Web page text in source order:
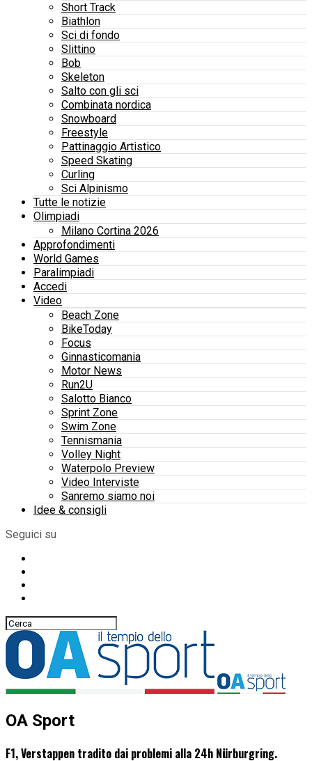
Short Track
Biathlon
Sci di fondo
Slittino
Bob
Skeleton
Salto con gli sci
Combinata nordica
Snowboard
Freestyle
Pattinaggio Artistico
Speed Skating
Curling
Sci Alpinismo
Tutte le notizie
Olimpiadi
Milano Cortina 2026
Approfondimenti
World Games
Paralimpiadi
Accedi
Video
Beach Zone
BikeToday
Focus
Ginnasticomania
Motor News
Run2U
Salotto Bianco
Sprint Zone
Swim Zone
Tennismania
Volley Night
Waterpolo Preview
Video Interviste
Sanremo siamo noi
Idee & consigli
Seguici su
OA Sport
F1, Verstappen tradito dai problemi alla 24h Nürburgring.